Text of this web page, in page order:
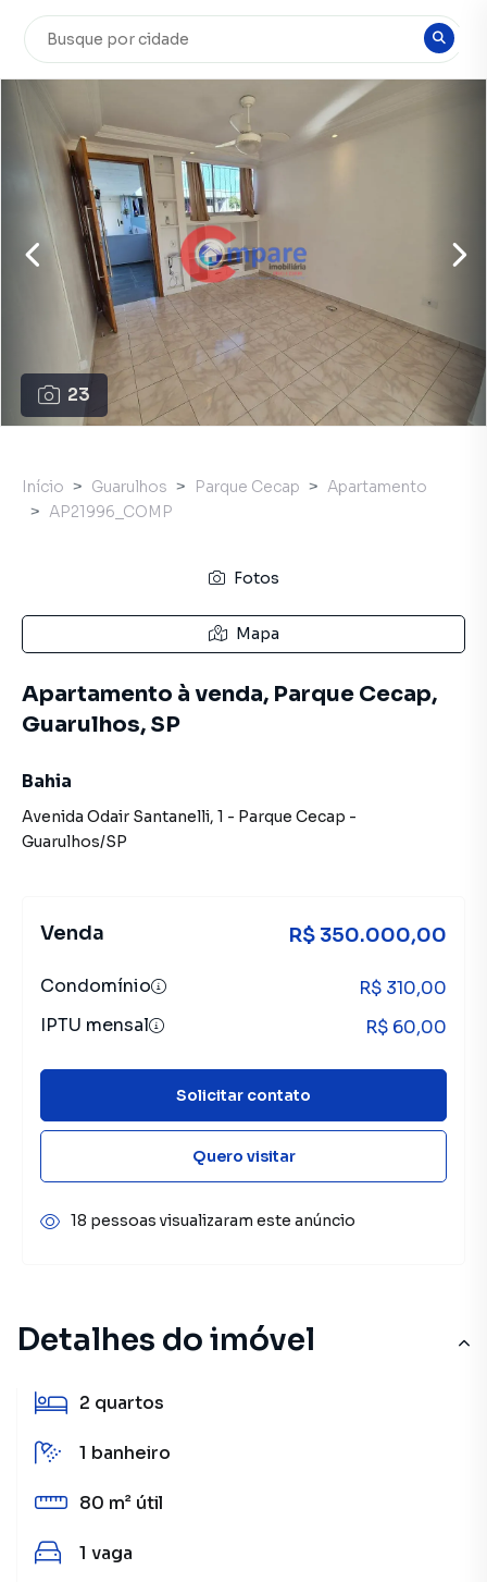
23
Detalhes do imóvel
2 quartos
1 banheiro
80 m² útil
1 vaga
Início Guarulhos Parque Cecap
Apartamento
AP21996_COMP
Fotos
Mapa
Apartamento à venda, Parque Cecap,
Guarulhos, SP
Bahia
Avenida Odair Santanelli, 1 - Parque Cecap -
Guarulhos/SP
Venda R$ 350.000,00
Condomínio
R$ 310,00
IPTU mensal
R$ 60,00
Solicitar contato
Quero visitar
18 pessoas visualizaram este anúncio